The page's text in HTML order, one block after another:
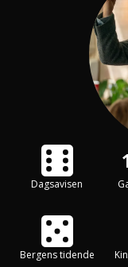
Dagsavisen
Bergens tidende